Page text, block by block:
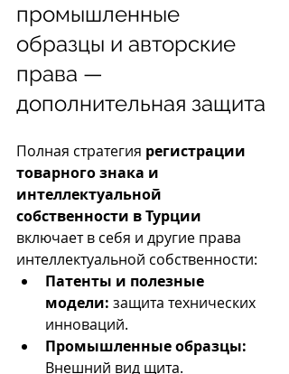
промышленные
образцы и авторские
права —
дополнительная защита
Полная стратегия регистрации
товарного знака и
интеллектуальной
собственности в Турции
включает в себя и другие права
интеллектуальной собственности:
Патенты и полезные
модели: защита технических
инноваций.
Промышленные образцы:
Внешний вид щита.